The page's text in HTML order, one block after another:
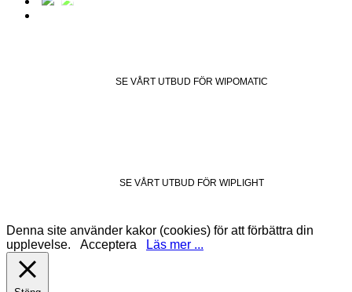
SE VÅRT UTBUD FÖR WIPOMATIC
SE VÅRT UTBUD FÖR WIPLIGHT
Denna site använder kakor (cookies) för att förbättra din
upplevelse. Acceptera Läs mer ...